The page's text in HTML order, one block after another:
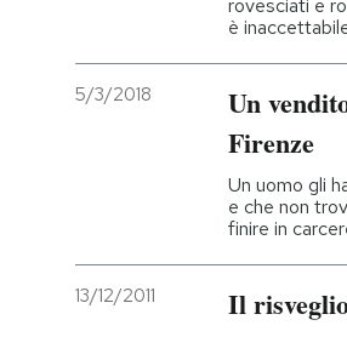
Economia
Sport
NEWSLETTER
rovesciati e
è
5/3/2018
Un
Firenze
Un uomo gli
e che non
finire in
13/12/2011 Il